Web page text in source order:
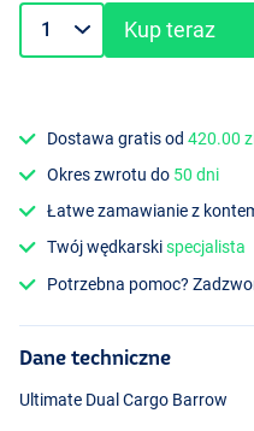
Kup teraz
Dostawa gratis od420.00 zl
Okres zwrotu do 50 dni
Łatwe zamawianie z
Twój wędkarskispecjalista
Potrzebna pomoc?
Dane techniczne
Ultimate Dual Cargo Barrow